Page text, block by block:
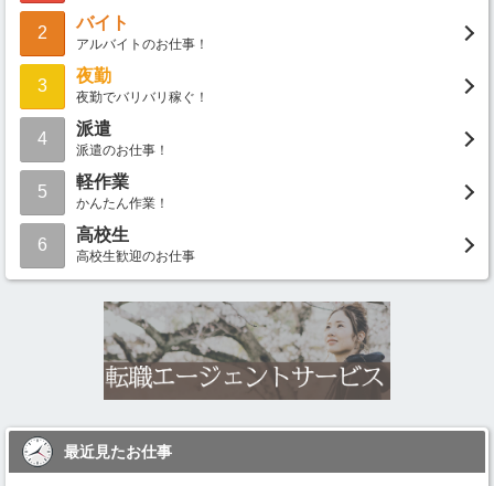
2
バイト
アルバイトのお仕事！
3
夜勤
夜勤でバリバリ稼ぐ！
4
派遣
派遣のお仕事！
5
軽作業
かんたん作業！
6
高校生
高校生歓迎のお仕事
最近見たお仕事